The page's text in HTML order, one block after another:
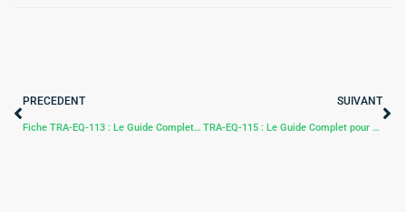
PRECEDENT
Fiche TRA-EQ-113 : Le Guide Complet du Lubrifiant Économiseur d’Énergie pour les Flottes Professionnelles
SUIVANT
TRA-EQ-115 : Le Guide Complet pour Optimiser Votre Flotte de Poids Lourds et Bénéficier des CEE